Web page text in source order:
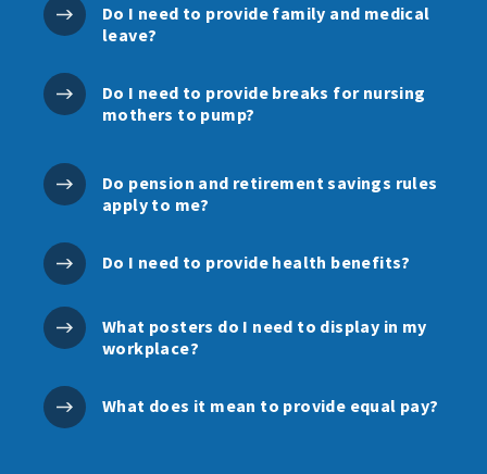
Do I need to provide family and medical
leave?
Do I need to provide breaks for nursing
mothers to pump?
Do pension and retirement savings rules
apply to me?
Do I need to provide health benefits?
What posters do I need to display in my
workplace?
What does it mean to provide equal pay?